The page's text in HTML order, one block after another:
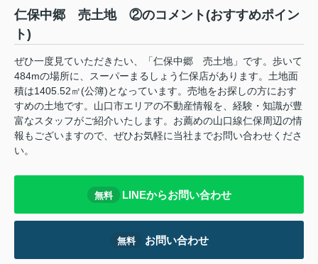
仁保中郷 売土地 ②のコメント(おすすめポイン
ト)
ぜひ一度見ていただきたい、「仁保中郷 売土地」です。歩いて
484mの場所に、スーパーまるしょう仁保店があります。土地面
積は1405.52㎡(公簿)となっています。売地をお探しの方におす
すめの土地です。山口市エリアの不動産情報を、経験・知識が豊
富なスタッフがご紹介いたします。お薦めの山口線仁保周辺の情
報もございますので、ぜひお気軽に当社までお問い合わせくださ
い。
無料 LINEからお問い合わせ
無料 お問い合わせ